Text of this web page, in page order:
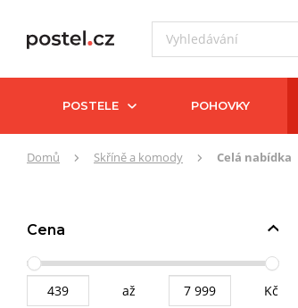
POSTELE POHOVKY
ZdeDomů Skříně a komody Celá nabídka
Cena
až Kč